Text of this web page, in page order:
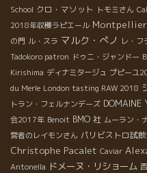
School クロ・マソット トモミさん
2018年収穫ラピエール Montpellier
の門 ル・スラ マルク・ぺノ レ・フ
Tadokoro patron ドゥニ・ジャンドー
Kirishima ディナミタージュ プピーユ
du Merle London tasting RAW 2018
トラン・フェルナンデーズ DOMAINE
会2017年 Benoit BMO 社 ムーラン・
営者のレイモンさん パリビストロ試
Christophe Pacalet Caviar
Antonella ドメーヌ・リショーム